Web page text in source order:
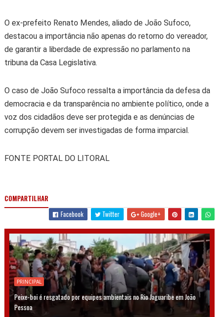
O ex-prefeito Renato Mendes, aliado de João Sufoco,
destacou a importância não apenas do retorno do vereador,
de garantir a liberdade de expressão no parlamento na
tribuna da Casa Legislativa.
O caso de João Sufoco ressalta a importância da defesa da
democracia e da transparência no ambiente político, onde a
voz dos cidadãos deve ser protegida e as denúncias de
corrupção devem ser investigadas de forma imparcial.
FONTE PORTAL DO LITORAL
COMPARTILHAR
Facebook
Twitter Google+
PRINCIPAL
Peixe-boi é resgatado por equipes ambientais no Rio Jaguaribe em João
Pessoa